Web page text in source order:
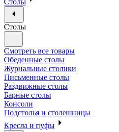
Столы
Столы
Смотреть все товары
Обеденные столы
Журнальные столики
Письменные столы
Раздвижные столы
Барные столы
Консоли
Подстолья и столешницы
Кресла и пуфы